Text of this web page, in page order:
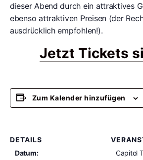
dieser Abend durch ein attraktives
ebenso attraktiven Preisen (der
ausdrücklich empfohlen!).
Jetzt Tickets
Zum Kalender hinzufügen
DETAILS
Datum:
Capitol